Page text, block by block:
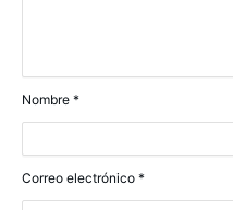
Nombre *
Correo electrónico *